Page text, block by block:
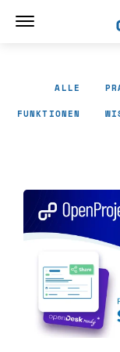
ALLE
FUNKTIONEN
Link in neuem Tab